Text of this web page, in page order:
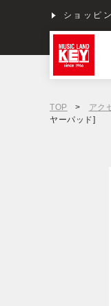
ショッピ
TOP > アク
ヤーパッド]